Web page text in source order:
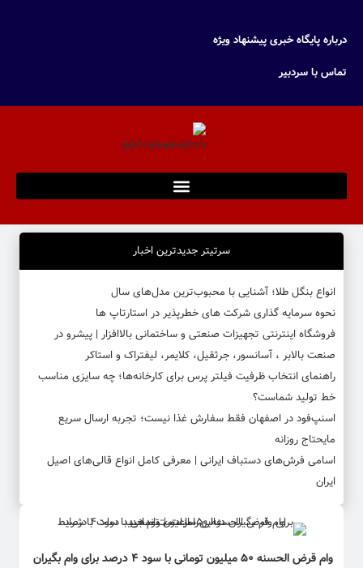
درباره پایگاه خبری پیشنهاد ویژه
تماس با سردبیر
سرتیتر جدیدترین اخبار
انواع بنگل طلا؛ آشنایی با محبوب‌ترین مدل‌های سال
نحوه سرمایه‌ گذاری شرکت‌ های خطرپذیر در استارتاپ ها
فروشگاه اینترنتی تجهیزات صنعتی و ساختمانی بالاافزار | پیشرو در
صنعت بالابر ، آسانسور، جرثقیل، کلایمر، لیفتراک و استاکر
راهنمای انتخاب ظرفیت فیلتر پرس برای کارخانه‌ها؛ چه سایزی مناسب
خط تولید شماست؟
اسنپ‌فود در اصفهان فقط سفارش غذا نیست؛ تجربه ارسال سریع
مایحتاج روزانه
اسامی فرش‌های دستباف ایرانی | معرفی کامل انواع قالی‌های اصیل
ایران
وام قرض الحسنه ۵۰ میلیون تومانی با سود ۴ درصد برای وام بگیران